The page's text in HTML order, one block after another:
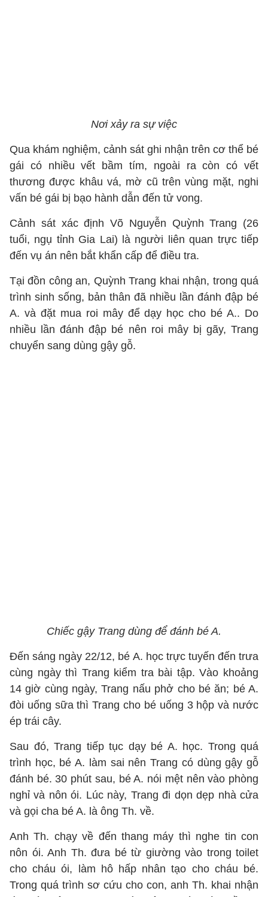
Nơi xảy ra sự việc
Qua khám nghiệm, cảnh sát ghi nhận trên cơ thể bé
gái có nhiều vết bầm tím, ngoài ra còn có vết
thương được khâu vá, mờ cũ trên vùng mặt, nghi
vấn bé gái bị bạo hành dẫn đến tử vong.
Cảnh sát xác định Võ Nguyễn Quỳnh Trang (26
tuổi, ngụ tỉnh Gia Lai) là người liên quan trực tiếp
đến vụ án nên bắt khẩn cấp để điều tra.
Tại đồn công an, Quỳnh Trang khai nhận, trong quá
trình sinh sống, bản thân đã nhiều lần đánh đập bé
A. và đặt mua roi mây để dạy học cho bé A.. Do
nhiều lần đánh đập bé nên roi mây bị gãy, Trang
chuyển sang dùng gậy gỗ.
Chiếc gậy Trang dùng để đánh bé A.
Đến sáng ngày 22/12, bé A. học trực tuyến đến trưa
cùng ngày thì Trang kiểm tra bài tập. Vào khoảng
14 giờ cùng ngày, Trang nấu phở cho bé ăn; bé A.
đòi uống sữa thì Trang cho bé uống 3 hộp và nước
ép trái cây.
Sau đó, Trang tiếp tục dạy bé A. học. Trong quá
trình học, bé A. làm sai nên Trang có dùng gậy gỗ
đánh bé. 30 phút sau, bé A. nói mệt nên vào phòng
nghỉ và nôn ói. Lúc này, Trang đi dọn dẹp nhà cửa
và gọi cha bé A. là ông Th. về.
Anh Th. chạy về đến thang máy thì nghe tin con
nôn ói. Anh Th. đưa bé từ giường vào trong toilet
cho cháu ói, làm hô hấp nhân tạo cho cháu bé.
Trong quá trình sơ cứu cho con, anh Th. khai nhận